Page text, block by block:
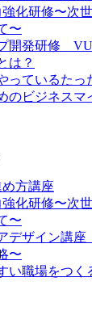
強化研修〜次
〜
開発研修
は？
っているたっ
のビジネスマ
方講座
強化研修〜次
〜
デザイン講
〜
い職場をつく